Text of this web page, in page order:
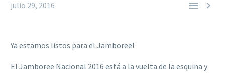
 
julio 29, 2016
Ya estamos listos para el Jamboree!
El Jamboree Nacional 2016 está a la vuelta de la esquina y